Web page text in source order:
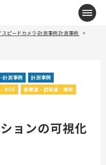
メニ
スピードカメラ-計測事例 計測事例
計測事例
計測事例
BOS
衝撃波・超音波・爆発
ョンの可視化